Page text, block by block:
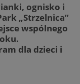
ognisko i
„Strzelnica”
wspólnego
dla dzieci i